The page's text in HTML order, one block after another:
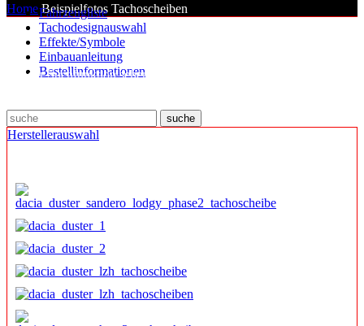
Home Beispielfotos Tachoscheiben
Fahrzeugliste
Tachodesignauswahl
Effekte/Symbole
Einbauanleitung
Bestellinformationen
Mit der Suchfunktion sehen Sie alle Bilder des ausgewählten
suche
Herstellerauswahl